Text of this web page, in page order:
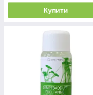
Купити